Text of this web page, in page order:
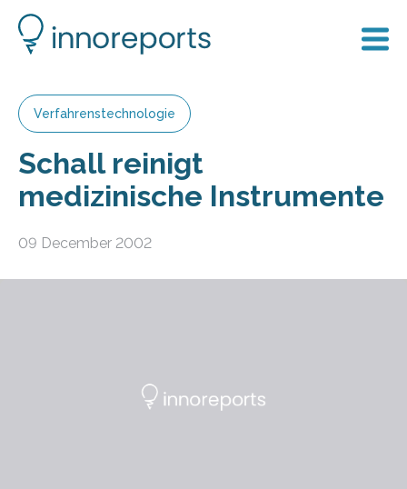
Verfahrenstechnologie
Schall reinigt
medizinische Instrumente
09 December 2002